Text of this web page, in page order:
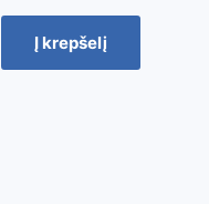
Į krepšelį